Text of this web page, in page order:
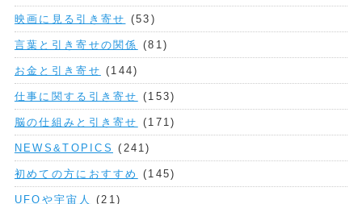
映画に見る引き寄せ (53)
言葉と引き寄せの関係 (81)
お金と引き寄せ (144)
仕事に関する引き寄せ (153)
脳の仕組みと引き寄せ (171)
NEWS&TOPICS (241)
初めての方におすすめ (145)
UFOや宇宙人 (21)